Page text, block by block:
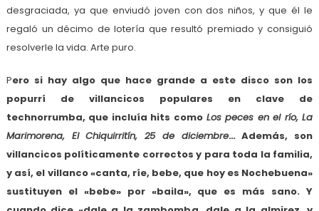
desgraciada, ya que enviudó joven con dos niños, y que él le
regaló un décimo de lotería que resultó premiado y consiguió
resolverle la vida. Arte puro.
Pero si hay algo que hace grande a este disco son los
popurrí de villancicos populares en clave de
technorrumba, que incluía hits como Los peces en el río, La
Marimorena, El Chiquirritín, 25 de diciembre… Además, son
villancicos políticamente correctos y para toda la familia,
y así, el villanco «canta, ríe, bebe, que hoy es Nochebuena»
sustituyen el «bebe» por «baila», que es más sano. Y